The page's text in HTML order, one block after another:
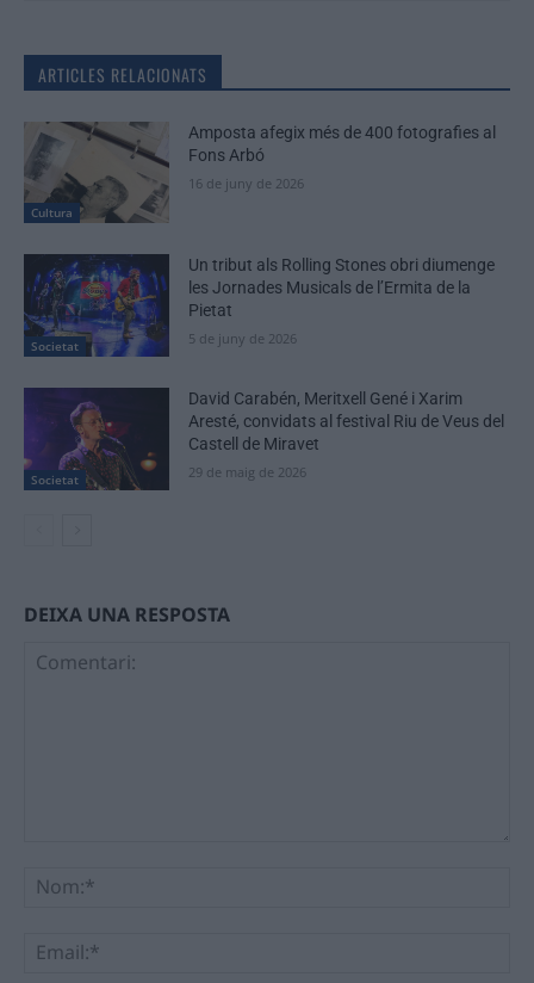
ARTICLES RELACIONATS
Cultura
Amposta afegix més de 400 fotografies al
Fons Arbó
16 de juny de 2026
Societat
Un tribut als Rolling Stones obri diumenge
les Jornades Musicals de l’Ermita de la
Pietat
5 de juny de 2026
Societat
David Carabén, Meritxell Gené i Xarim
Aresté, convidats al festival Riu de Veus del
Castell de Miravet
29 de maig de 2026
DEIXA UNA RESPOSTA